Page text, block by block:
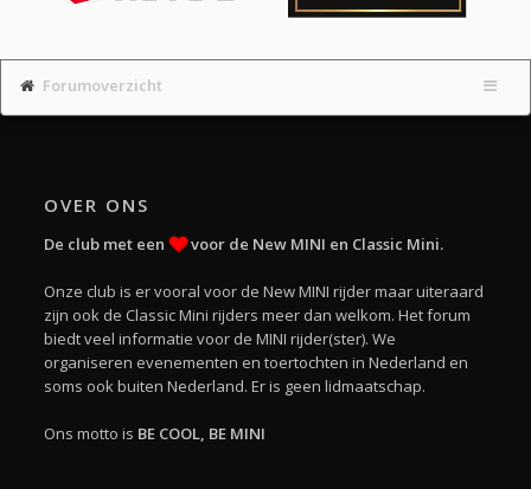
Forumoverzicht
OVER ONS
De club met een voor de New MINI en Classic Mini.
Onze club is er vooral voor de New MINI rijder maar uiteraard
zijn ook de Classic Mini rijders meer dan welkom. Het forum
biedt veel informatie voor de MINI rijder(ster). We
organiseren evenementen en toertochten in Nederland en
soms ook buiten Nederland. Er is geen lidmaatschap.
Ons motto is BE COOL, BE MINI